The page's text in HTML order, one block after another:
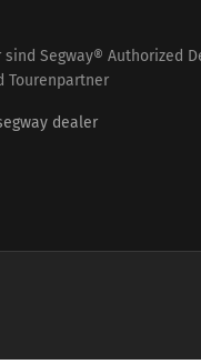
sind Segway® Authorized
Tourenpartner